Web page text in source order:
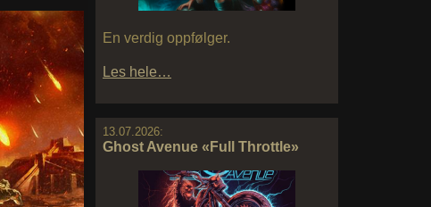
En verdig oppfølger.
Les hele…
13.07.2026:
Ghost Avenue «Full Throttle»